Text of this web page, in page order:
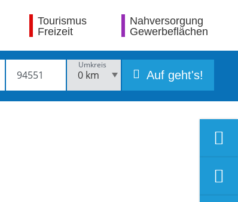
Tourismus
Freizeit
Nahversorgung
Gewerbeflächen
Umkreis
Auf geht's!